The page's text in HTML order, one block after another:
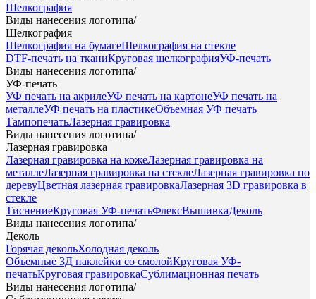
Шелкография
Виды нанесения логотипа/
Шелкография
Шелкография на бумагеШелкография на стекле
DTF-печать на тканиКруговая шелкографияУФ-печать
Виды нанесения логотипа/
УФ-печать
УФ печать на акрилеУФ печать на картонеУФ печать на
металлеУФ печать на пластикеОбъемная УФ печать
ТампопечатьЛазерная гравировка
Виды нанесения логотипа/
Лазерная гравировка
Лазерная гравировка на кожеЛазерная гравировка на
металлеЛазерная гравировка на стеклеЛазерная гравировка по
деревуЦветная лазерная гравировкаЛазерная 3D гравировка в
стекле
ТиснениеКруговая УФ-печатьФлексВышивкаДеколь
Виды нанесения логотипа/
Деколь
Горячая декольХолодная деколь
Объемные 3Д наклейки со смолойКруговая УФ-
печатьКруговая гравировкаСублимационная печать
Виды нанесения логотипа/